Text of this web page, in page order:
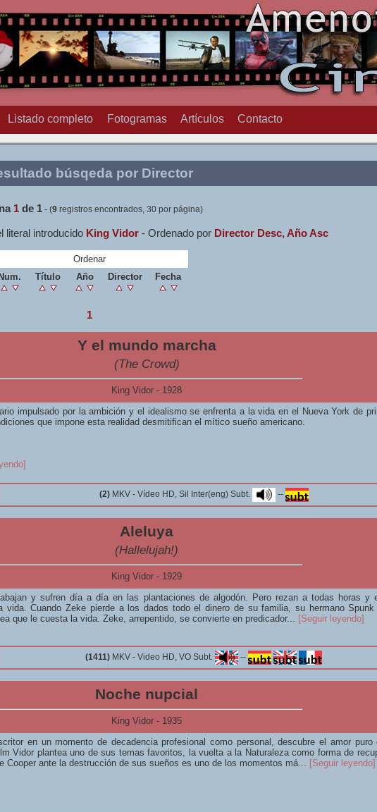
Listado completo Fotogramas Artículos Contacto
búsqeda por Director
1 de 1- (9registros encontrados, 30 por página)
literal introducido King Vidor - Ordenado por Director Desc, Año Asc
Ordenar
Num.
Título Año Director Fecha
1
Y el mundo marcha
(The Crowd)
King Vidor - 1928
impulsado por la ambición y el idealismo se enfrenta a la vida en el Nueva York de
que impone esta realidad desmitifican el mítico sueño americano.
(2) MKV - Vídeo HD, Sil Inter(eng) Subt. --
Aleluya
(Hallelujah!)
King Vidor - 1929
y sufren día a día en las plantaciones de algodón. Pero rezan a todas horas y
vida. Cuando Zeke pierde a los dados todo el dinero de su familia, su hermano Spunk
que le cuesta la vida. Zeke, arrepentido, se convierte en predicador... [Seguir leyendo]
(1411) MKV - Video HD, VO Subt. --
Noche nupcial
King Vidor - 1935
en un momento de decadencia profesional como personal, descubre el amor puro
Vidor plantea uno de sus temas favoritos, la vuelta a la Naturaleza como forma de
Cooper ante la destrucción de sus sueños es uno de los momentos má... [Seguir leyendo]